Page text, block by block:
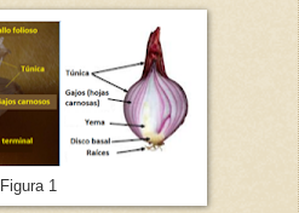
Figura 1